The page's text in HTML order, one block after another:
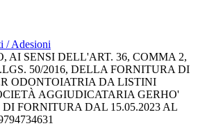
/ Adesioni
AI SENSI DELL'ART. 36, COMMA 2,
50/2016, DELLA FORNITURA DI
ODONTOIATRIA DA LISTINI
AGGIUDICATARIA GERHO'
DI FORNITURA DAL 15.05.2023 AL